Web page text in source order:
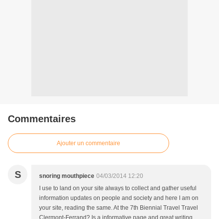
Commentaires
Ajouter un commentaire
S snoring mouthpiece 04/03/2014 12:20
I use to land on your site always to collect and gather useful
information updates on people and society and here I am on
your site, reading the same. At the 7th Biennial Travel Travel
Clermont-Ferrand? Is a informative page and great writing.